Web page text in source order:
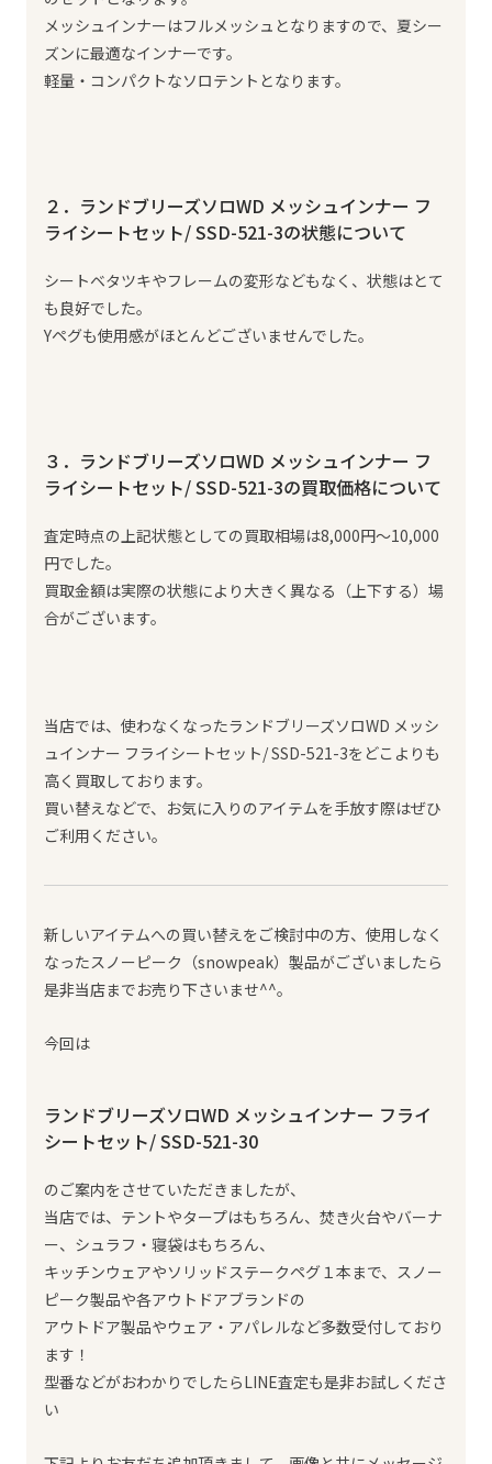
メッシュインナーはフルメッシュとなりますので、夏シー
ズンに最適なインナーです。
軽量・コンパクトなソロテントとなります。
２．ランドブリーズソロWD メッシュインナー フ
ライシートセット/ SSD-521-3の状態について
シートベタツキやフレームの変形などもなく、状態はとて
も良好でした。
Yペグも使用感がほとんどございませんでした。
３．ランドブリーズソロWD メッシュインナー フ
ライシートセット/ SSD-521-3の買取価格について
査定時点の上記状態としての買取相場は8,000円～10,000
円でした。
買取金額は実際の状態により大きく異なる（上下する）場
合がございます。
当店では、使わなくなったランドブリーズソロWD メッシ
ュインナー フライシートセット/ SSD-521-3をどこよりも
高く買取しております。
買い替えなどで、お気に入りのアイテムを手放す際はぜひ
ご利用ください。
新しいアイテムへの買い替えをご検討中の方、使用しなく
なったスノーピーク（snowpeak）製品がございましたら
是非当店までお売り下さいませ^^。
今回は
ランドブリーズソロWD メッシュインナー フライ
シートセット/ SSD-521-30
のご案内をさせていただきましたが、
当店では、テントやタープはもちろん、焚き火台やバーナ
ー、シュラフ・寝袋はもちろん、
キッチンウェアやソリッドステークペグ１本まで、スノー
ピーク製品や各アウトドアブランドの
アウトドア製品やウェア・アパレルなど多数受付しており
ます！
型番などがおわかりでしたらLINE査定も是非お試しくださ
い